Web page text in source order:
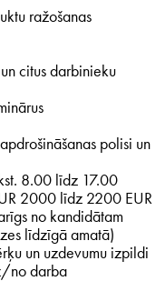
ražošanas
citus darbinieku
polisi un
8.00 līdz 17.00
2000 līdz 2200 EUR
no kandidātam
līdzīgā amatā)
un uzdevumu izpildi
no darba